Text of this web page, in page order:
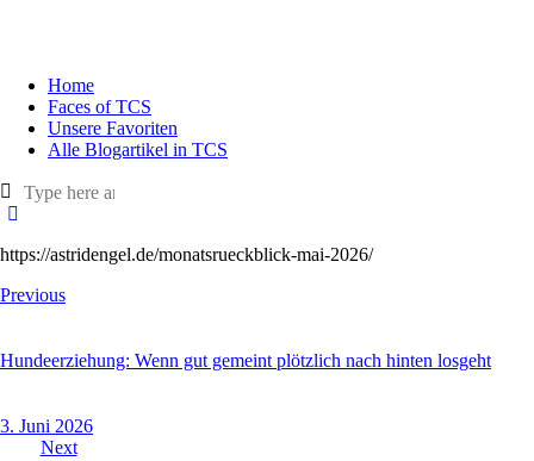
Home
Faces of TCS
Unsere Favoriten
Alle Blogartikel in TCS
https://astridengel.de/monatsrueckblick-mai-2026/
Previous
Hundeerziehung: Wenn gut gemeint plötzlich nach hinten losgeht
3. Juni 2026
Next